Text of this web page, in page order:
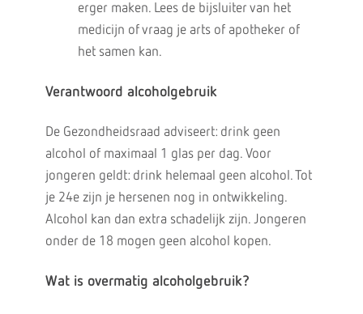
erger maken. Lees de bijsluiter van het
medicijn of vraag je arts of apotheker of
het samen kan.
Verantwoord alcoholgebruik
De Gezondheidsraad adviseert: drink geen
alcohol of maximaal 1 glas per dag. Voor
jongeren geldt: drink helemaal geen alcohol. Tot
je 24e zijn je hersenen nog in ontwikkeling.
Alcohol kan dan extra schadelijk zijn. Jongeren
onder de 18 mogen geen alcohol kopen.
Wat is overmatig alcoholgebruik?